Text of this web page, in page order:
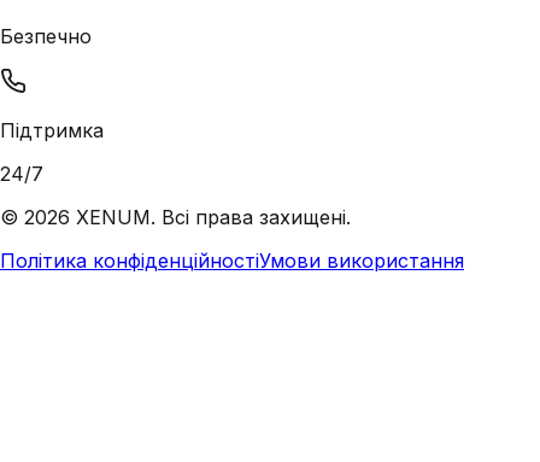
Безпечно
Підтримка
24/7
© 2026 XENUM. Всі права захищені.
Політика конфіденційностіУмови використання